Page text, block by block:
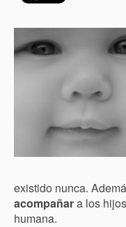
existido nunca.
acompañara los
humana.